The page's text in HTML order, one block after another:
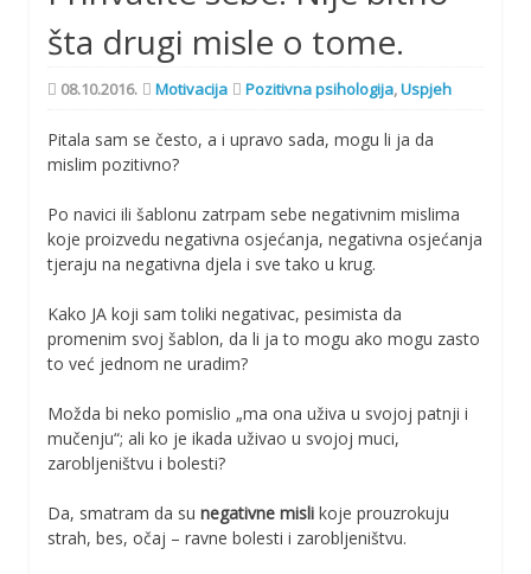
šta drugi misle o tome.
08.10.2016. Motivacija Pozitivna psihologija,Uspjeh
Pitala sam se često, a i upravo sada, mogu li ja da
mislim pozitivno?
Po navici ili šablonu zatrpam sebe negativnim mislima
koje proizvedu negativna osjećanja, negativna osjećanja
tjeraju na negativna djela i sve tako u krug.
Kako JA koji sam toliki negativac, pesimista da
promenim svoj šablon, da li ja to mogu ako mogu zasto
to već jednom ne uradim?
Možda bi neko pomislio „ma ona uživa u svojoj patnji i
mučenju“; ali ko je ikada uživao u svojoj muci,
zarobljeništvu i bolesti?
Da, smatram da su negativne misli koje prouzrokuju
strah, bes, očaj – ravne bolesti i zarobljeništvu.